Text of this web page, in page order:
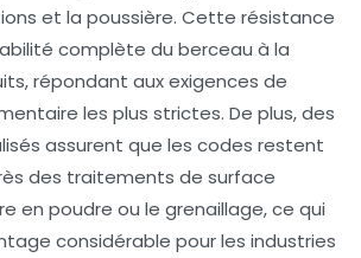
et la poussière. Cette résistance
complète du berceau à la
répondant aux exigences de
les plus strictes. De plus, des
assurent que les codes restent
des traitements de surface
en poudre ou le grenaillage, ce qui
considérable pour les industries